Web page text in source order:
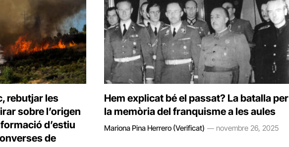
rebutjar les
sobre l’origen
d’estiu
de
Hem explicat bé el passat? La batalla per
la memòria del franquisme a les aules
Mariona Pina Herrero (Verificat) novembre 26, 2025